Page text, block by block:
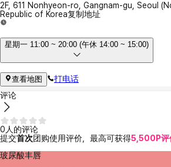
2F, 611 Nonhyeon-ro, Gangnam-gu, Seoul
Republic of Korea复制地址
星期一 11:00 ~ 20:00 (午休 14:00 ~ 15:00)
查看地图
打电话
评论
0人的评论
提交首次团购使用评价，最高可获得5,500P评
玻尿酸丰唇